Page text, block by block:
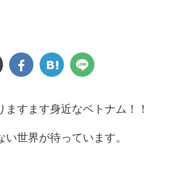
すます身近なベトナム！！
世界が待っています。